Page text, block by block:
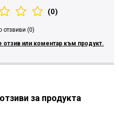
(0)
(0)
отзив или коментар към продукт.
за продукта